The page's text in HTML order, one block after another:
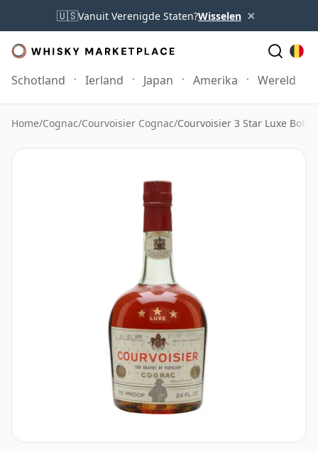
🇺🇸Vanuit Verenigde Staten?Wisselen ×
Schotland Ierland Japan Amerika Wereld
Home/Cognac/Courvoisier Cognac/Courvoisier 3 Star Luxe